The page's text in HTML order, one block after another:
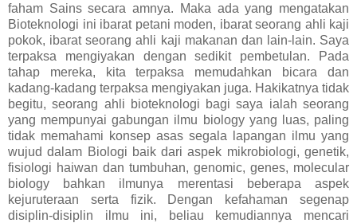
faham Sains secara amnya. Maka ada yang mengatakan
Bioteknologi ini ibarat petani moden, ibarat seorang ahli kaji
pokok, ibarat seorang ahli kaji makanan dan lain-lain. Saya
terpaksa mengiyakan dengan sedikit pembetulan. Pada
tahap mereka, kita terpaksa memudahkan bicara dan
kadang-kadang terpaksa mengiyakan juga. Hakikatnya tidak
begitu, seorang ahli bioteknologi bagi saya ialah seorang
yang mempunyai gabungan ilmu biology yang luas, paling
tidak memahami konsep asas segala lapangan ilmu yang
wujud dalam Biologi baik dari aspek mikrobiologi, genetik,
fisiologi haiwan dan tumbuhan, genomic, genes, molecular
biology bahkan ilmunya merentasi beberapa aspek
kejuruteraan serta fizik. Dengan kefahaman segenap
disiplin-disiplin ilmu ini, beliau kemudiannya mencari